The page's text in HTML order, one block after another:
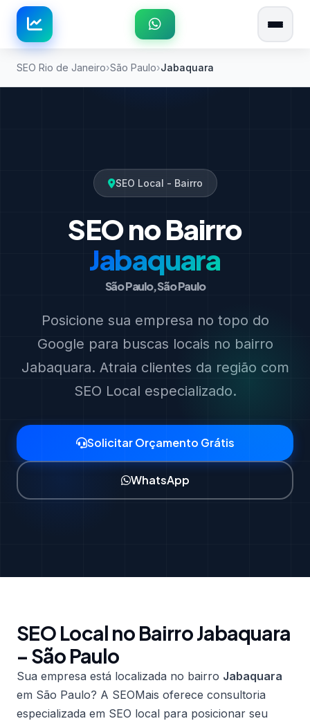
SEO Rio de Janeiro São Paulo Jabaquara
SEO Local - Bairro
SEO no Bairro
Jabaquara
São Paulo, São Paulo
Posicione sua empresa no topo do
Google para buscas locais no bairro
Jabaquara. Atraia clientes da região com
SEO Local especializado.
Solicitar Orçamento Grátis
WhatsApp
SEO Local no Bairro Jabaquara
– São Paulo
Sua empresa está localizada no bairro Jabaquara
em São Paulo? A SEOMais oferece consultoria
especializada em SEO local para posicionar seu